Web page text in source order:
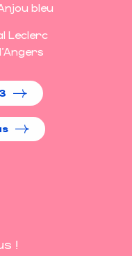
bleu
Leclerc
!